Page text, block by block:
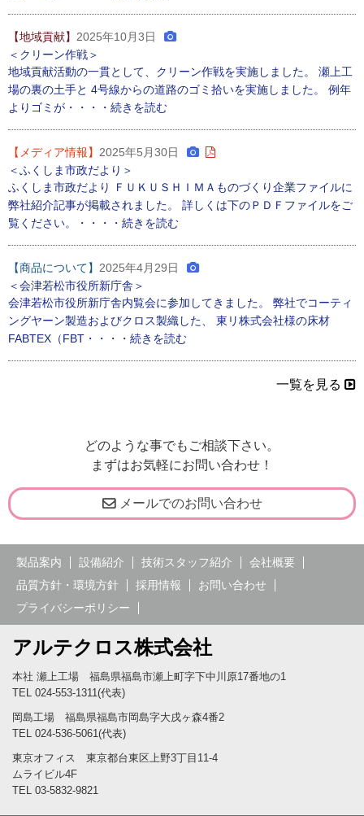
【地域貢献】 2025年10月3日
＜クリーン作戦＞
地域貢献活動の一貫として、クリーン作戦を実施しました。 瀬上工
場の裏の土手と 4号線からの道路のゴミ拾いを実施しました。 例年
よりゴミが・・・・続きを読む
【メディア情報】 2025年5月30日
＜ふくしま市政だより＞
ふくしま市政だより ＦＵＫＵＳＨＩＭＡものづくり企業ファイルに
弊社紹介記事が掲載されました。 詳しくは下のＰＤＦファイルをご
覧ください。・・・・続きを読む
【商品について】 2025年4月29日
＜会津若松市役所新庁舎＞
会津若松市役所新庁舎内覧会に参加してきました。 弊社でコーティ
ングヤーン製造およびクロス製織した、 東リ株式会社様の床材
FABTEX（FBT・・・・続きを読む
一覧を見る
どのような事でもご相談下さい。
まずはお気軽にお問い合わせ！
メールでのお問い合わせ
製品案内 設備紹介 技術スタッフ紹介
会社概要
品質方針・環境方針
採用情報
お問い合わせ
プライバシーポリシー
アルテクロス株式会社
本社 瀬上工場 福島県福島市瀬上町字下中川原17番地の1
TEL 024-553-1311(代表)
岡島工場 福島県福島市岡島字大戌ヶ森4番2
TEL 024-536-5061(代表)
東京オフィス 東京都台東区上野3丁目11-4
ムライビル4F
TEL 03-5832-9821